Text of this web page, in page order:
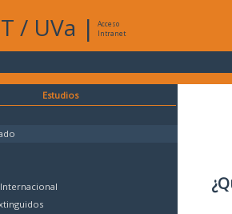
/ UVa |
Acceso
Intranet
Estudios